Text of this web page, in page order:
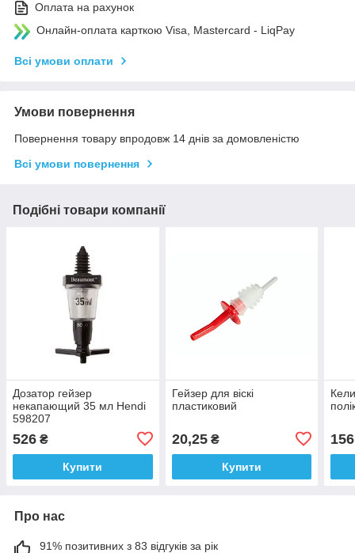
Оплата на рахунок
Онлайн-оплата карткою Visa, Mastercard - LiqPay
Всі умови оплати
Умови повернення
Повернення товару впродовж 14 днів за домовленістю
Всі умови повернення
Подібні товари компанії
Дозатор гейзер
некапающий 35 мл Hendi
598207
526 ₴
Купити
Гейзер для віскі
пластиковий
20,25₴
Купити
Про нас
91% позитивних з 83 відгуків за рік